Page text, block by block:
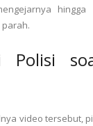
hingga
Polisi
video tersebut,